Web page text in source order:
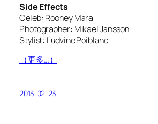
Side Effects
Celeb: Rooney Mara
Photographer: Mikael Jansson
Stylist: Ludvine Poiblanc
（更多…）
2013-02-23